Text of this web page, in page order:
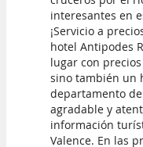
interesantes en
¡Servicio a
hotel Antipodes
lugar con
sino también un
departamento
agradable y
información
Valence. En las